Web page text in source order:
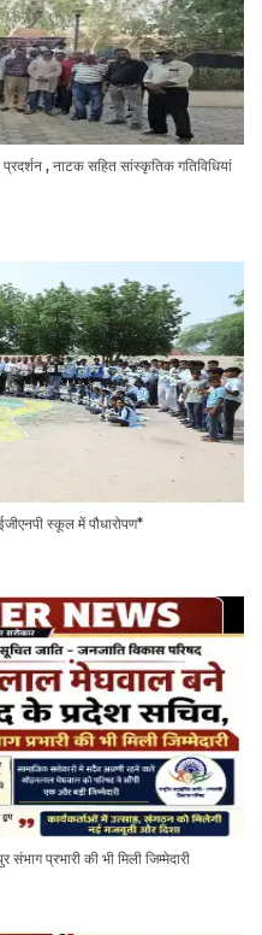
, नाटक सहित सांस्कृतिक गतिविधियां
स्कूल में पौधारोपण*
प्रभारी की भी मिली जिम्मेदारी